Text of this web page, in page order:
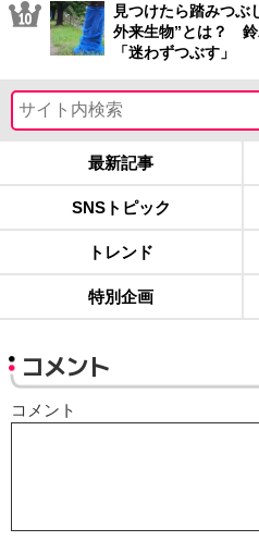
見つけたら踏みつ
外来生物”とは？ 鈴
「迷わずつぶす」
最新記事
SNSトピック
トレンド
特別企画
コメント
コメント